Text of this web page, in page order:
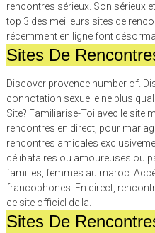
rencontres sérieux. Son sérieux
top 3 des meilleurs sites de
récemment en ligne font
Sites De
Discover provence number of.
connotation sexuelle ne plus
Site? Familiarise-Toi avec le site
rencontres en direct, pour
rencontres amicales
célibataires ou amoureuses ou
familles, femmes au maroc.
francophones. En direct,
ce site officiel de la.
Sites De